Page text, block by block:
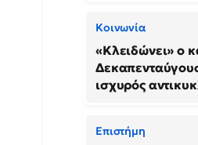
Κοινωνία
«Κλειδώνει» ο
ισχυρός
Επιστήμη